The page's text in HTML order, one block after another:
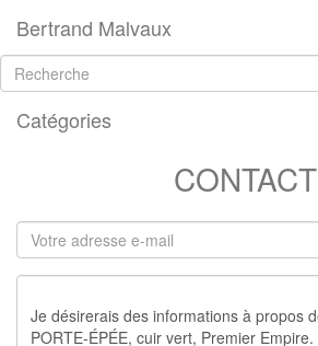
Bertrand Malvaux
Catégories
CONTACT